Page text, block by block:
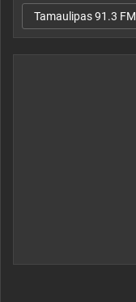
Tamaulipas 91.3 FM